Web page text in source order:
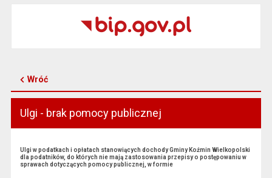
Wróć
Ulgi - brak pomocy publicznej
Ulgi w podatkach i opłatach stanowiących dochody Gminy Koźmin Wielkopolski
dla podatników, do których nie mają zastosowania przepisy o postępowaniu w
sprawach dotyczących pomocy publicznej, w formie